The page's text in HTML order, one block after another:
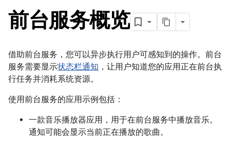
前台服务概览
借助前台服务，您可以异步执行用户可感知到的操作。前台
服务需要显示状态栏通知 ，让用户知道您的应用正在前台执
行任务并消耗系统资源。
使用前台服务的应用示例包括：
一款音乐播放器应用，用于在前台服务中播放音乐。
通知可能会显示当前正在播放的歌曲。